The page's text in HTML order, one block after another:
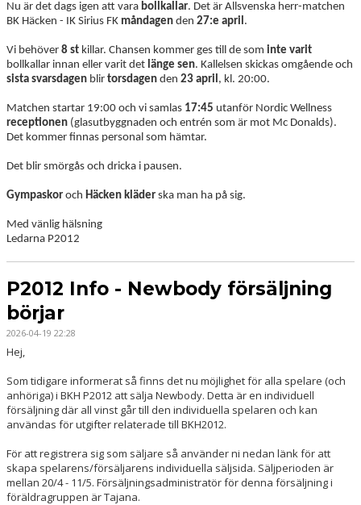
Nu är det dags igen att vara bollkallar. Det är Allsvenska herr-matchen
BK Häcken - IK Sirius FK måndagen den 27:e april.
Vi behöver 8 st killar. Chansen kommer ges till de som inte varit
bollkallar innan eller varit det länge sen. Kallelsen skickas omgående och
sista svarsdagen blir torsdagen den 23 april, kl. 20:00.
Matchen startar 19:00 och vi samlas 17:45 utanför Nordic Wellness
receptionen (glasutbyggnaden och entrén som är mot Mc Donalds).
Det kommer finnas personal som hämtar.
Det blir smörgås och dricka i pausen.
Gympaskor och Häcken kläder ska man ha på sig.
Med vänlig hälsning
Ledarna P2012
P2012 Info - Newbody försäljning
börjar
2026-04-19 22:28
Hej,
Som tidigare informerat så finns det nu möjlighet för alla spelare (och
anhöriga) i BKH P2012 att sälja Newbody. Detta är en individuell
försäljning där all vinst går till den individuella spelaren och kan
användas för utgifter relaterade till BKH2012.
För att registrera sig som säljare så använder ni nedan länk för att
skapa spelarens/försäljarens individuella säljsida. Säljperioden är
mellan 20/4 - 11/5. Försäljningsadministratör för denna försäljning i
föräldragruppen är Tajana.